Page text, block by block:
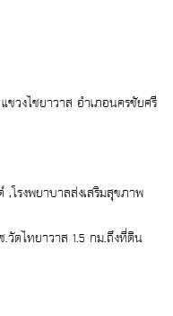
งไชยาวาส อำเภอนครชัยศรี
,โรงพยาบาลส่งเสริมสุขภาพ
ดไทยาวาส 1.5 กม.ถึงที่ดิน